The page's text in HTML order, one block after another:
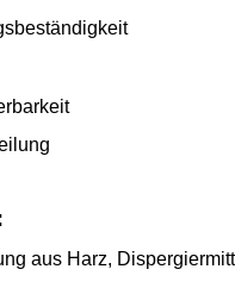
aus Harz,